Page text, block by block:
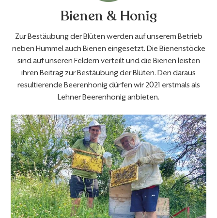
Bienen & Honig
Zur Bestäubung der Blüten werden auf unserem Betrieb
neben Hummel auch Bienen eingesetzt. Die Bienenstöcke
sind auf unseren Feldern verteilt und die Bienen leisten
ihren Beitrag zur Bestäubung der Blüten. Den daraus
resultierende Beerenhonig dürfen wir 2021 erstmals als
Lehner Beerenhonig anbieten.